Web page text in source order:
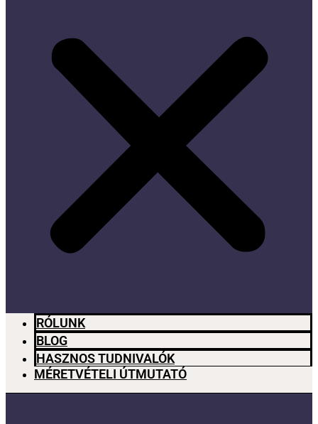
RÓLUNK
BLOG
HASZNOS TUDNIVALÓK
MÉRETVÉTELI ÚTMUTATÓ